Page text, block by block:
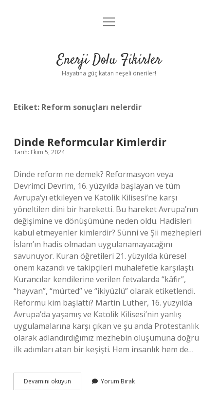
Anasayfa
Yasal Uyarı
menüyü
Enerji Dolu Fikirler
Hayatına güç katan neşeli öneriler!
Etiket: Reform sonuçları nelerdir
Dinde Reformcular Kimlerdir
Tarih: Ekim 5, 2024
Dinde reform ne demek? Reformasyon veya
Devrimci Devrim, 16. yüzyılda başlayan ve tüm
Avrupa’yı etkileyen ve Katolik Kilisesi’ne karşı
yöneltilen dini bir hareketti. Bu hareket Avrupa’nın
değişimine ve dönüşümüne neden oldu. Hadisleri
kabul etmeyenler kimlerdir? Sünni ve Şii mezhepleri
İslam’ın hadis olmadan uygulanamayacağını
savunuyor. Kuran öğretileri 21. yüzyılda küresel
önem kazandı ve takipçileri muhalefetle karşılaştı.
Kurancılar kendilerine verilen fetvalarda “kâfir”,
“hayvan”, “mürted” ve “ikiyüzlü” olarak etiketlendi.
Reformu kim başlattı? Martin Luther, 16. yüzyılda
Avrupa’da yaşamış ve Katolik Kilisesi’nin yanlış
uygulamalarına karşı çıkan ve şu anda Protestanlık
olarak adlandırdığımız mezhebin oluşumuna doğru
ilk adımları atan bir keşişti. Hem insanlık hem de…
Devamını okuyun
Reformcular
Yorum Bırak